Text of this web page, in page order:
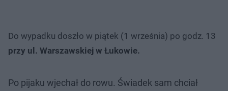
Do wypadku doszło w piątek (1 września) po godz. 13
przy ul. Warszawskiej w Łukowie.
Po pijaku wjechał do rowu. Świadek sam chciał